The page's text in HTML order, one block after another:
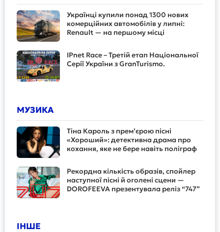
Українці купили понад 1300 нових
комерційних автомобілів у липні:
Renault — на першому місці
IPnet Race – Третій етап Національної
Серії України з GranTurismo.
МУЗИКА
Тіна Кароль з прем’єрою пісні
«Хороший»: детективна драма про
кохання, яке не бере навіть поліграф
Рекордна кількість образів, спойлер
наступної пісні й оголені сцени —
DOROFEEVA презентувала реліз “747”
ІНШЕ